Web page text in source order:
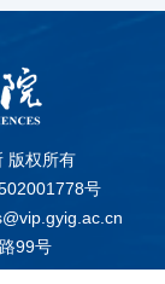
版权所有
号
99号